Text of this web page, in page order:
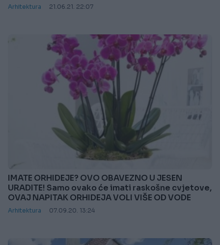
Arhitektura 21.06.21. 22:07
IMATE ORHIDEJE? OVO OBAVEZNO U JESEN
URADITE! Samo ovako će imati raskošne cvjetove,
OVAJ NAPITAK ORHIDEJA VOLI VIŠE OD VODE
Arhitektura 07.09.20. 13:24